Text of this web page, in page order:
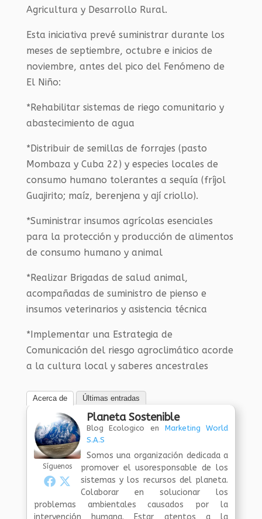
Agricultura y Desarrollo Rural.
Esta iniciativa prevé suministrar durante los
meses de septiembre, octubre e inicios de
noviembre, antes del pico del Fenómeno de
El Niño:
*Rehabilitar sistemas de riego comunitario y
abastecimiento de agua
*Distribuir de semillas de forrajes (pasto
Mombaza y Cuba 22) y especies locales de
consumo humano tolerantes a sequía (fríjol
Guajirito; maíz, berenjena y ají criollo).
*Suministrar insumos agrícolas esenciales
para la protección y producción de alimentos
de consumo humano y animal
*Realizar Brigadas de salud animal,
acompañadas de suministro de pienso e
insumos veterinarios y asistencia técnica
*Implementar una Estrategia de
Comunicación del riesgo agroclimático acorde
a la cultura local y saberes ancestrales
Acerca de Últimas entradas
Síguenos
Planeta Sostenible
Blog Ecologico en Marketing World
S.A.S
Somos una organización dedicada a
promover el usoresponsable de los
sistemas y los recursos del planeta.
Colaborar en solucionar los
problemas ambientales causados por la
intervención humana. Estar atentos a la